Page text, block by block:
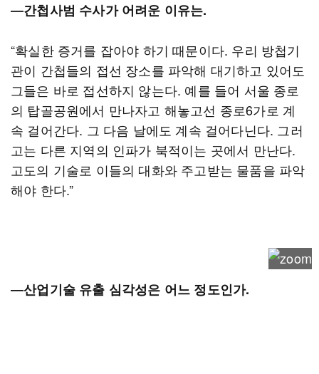
―간첩사범 수사가 어려운 이유는.
“확실한 증거를 잡아야 하기 때문이다. 우리 방첩기
관이 간첩들의 접선 장소를 파악해 대기하고 있어도
그들은 바로 접선하지 않는다. 예를 들어 서울 종로
의 탑골공원에서 만나자고 해놓고선 종로6가로 계
속 걸어간다. 그 다음 날에도 계속 걸어다닌다. 그러
고는 다른 지역의 인파가 북적이는 곳에서 만난다.
고도의 기술로 이들의 대화와 주고받는 물품을 파악
해야 한다.”
―산업기술 유출 심각성은 어느 정도인가.